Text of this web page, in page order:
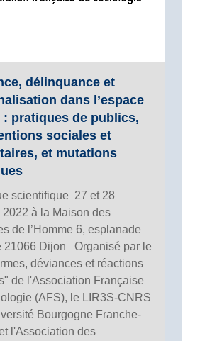
délinquance et
dans l’espace
: pratiques de publics,
sociales et
et mutations
scientifique 27 et 28
2022 à la Maison des
de l’Homme 6, esplanade
21066 Dijon Organisé par le
déviances et réactions
de l'Association Française
(AFS), le LIR3S-CNRS
Bourgogne Franche-
l'Association des